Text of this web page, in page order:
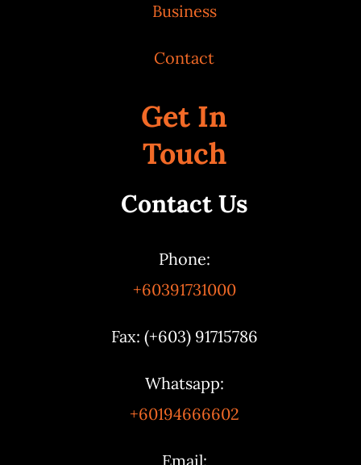
Business
Contact
Get In
Touch
Contact Us
Phone:
+60391731000
Fax: (+603) 91715786
Whatsapp:
+60194666602
Email: